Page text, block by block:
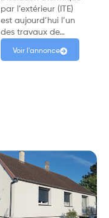
par l’extérieur (ITE)
est aujourd’hui l’un
des travaux de…
Voir l'annonce